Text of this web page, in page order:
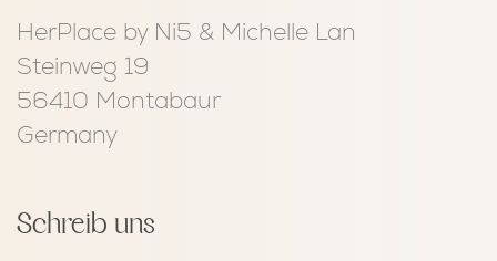
HerPlace by Ni5 & Michelle Lan
Steinweg 19
56410 Montabaur
Germany
Schreib uns